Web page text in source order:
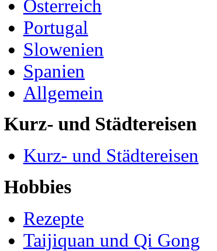
Österreich
Portugal
Slowenien
Spanien
Allgemein
Kurz- und Städtereisen
Kurz- und Städtereisen
Hobbies
Rezepte
Taijiquan und Qi Gong